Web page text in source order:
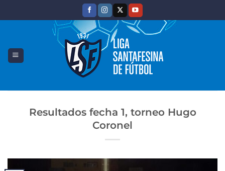
Resultados fecha 1, torneo Hugo
Coronel